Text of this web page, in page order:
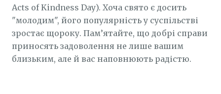
Acts of Kindness Day). Хоча свято є досить
"молодим", його популярність у суспільстві
зростає щороку. Пам’ятайте, що добрі справи
приносять задоволення не лише вашим
близьким, але й вас наповнюють радістю.